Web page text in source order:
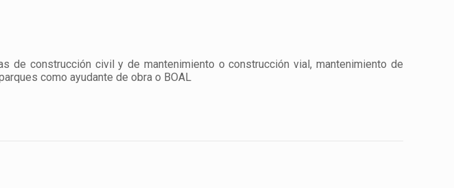
de construcción civil y de mantenimiento o construcción vial, mantenimiento de
como ayudante de obra o BOAL